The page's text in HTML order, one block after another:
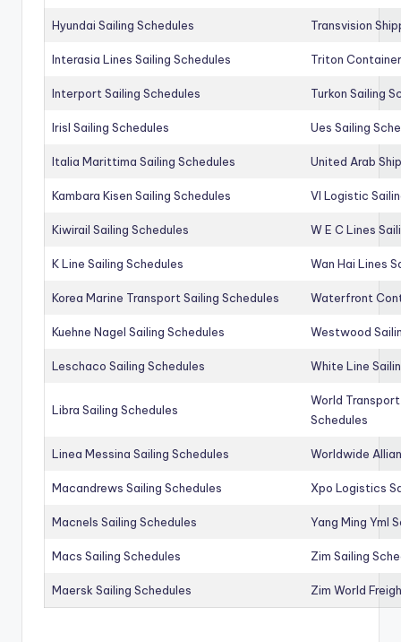
Hyundai Sailing Schedules Transvision
Interasia Lines Sailing Schedules Triton
Interport Sailing Schedules Turkon Sailing
Irisl Sailing Schedules Ues Sailing
Italia Marittima Sailing Schedules United Arab
Kambara Kisen Sailing Schedules Vl Logistic
Kiwirail Sailing Schedules W E C Lines
K Line Sailing Schedules Wan Hai Lines
Korea Marine Transport Sailing Schedules Waterfront
Kuehne Nagel Sailing Schedules Westwood
Leschaco Sailing Schedules White Line
Libra Sailing Schedules
World
Schedules
Linea Messina Sailing Schedules Worldwide
Macandrews Sailing Schedules Xpo Logistics
Macnels Sailing Schedules Yang Ming Yml
Macs Sailing Schedules Zim Sailing
Maersk Sailing Schedules Zim World